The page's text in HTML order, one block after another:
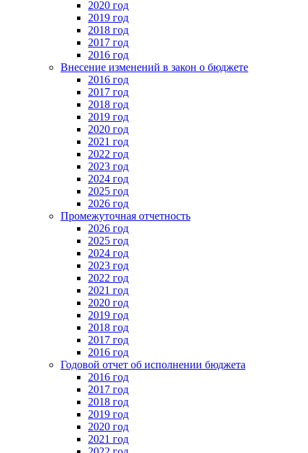
2020 год
2019 год
2018 год
2017 год
2016 год
Внесение изменений в закон о бюджете
2016 год
2017 год
2018 год
2019 год
2020 год
2021 год
2022 год
2023 год
2024 год
2025 год
2026 год
Промежуточная отчетность
2026 год
2025 год
2024 год
2023 год
2022 год
2021 год
2020 год
2019 год
2018 год
2017 год
2016 год
Годовой отчет об исполнении бюджета
2016 год
2017 год
2018 год
2019 год
2020 год
2021 год